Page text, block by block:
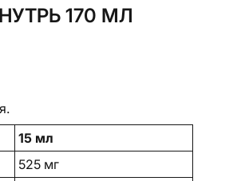
170 МЛ
15 мл
525 мг